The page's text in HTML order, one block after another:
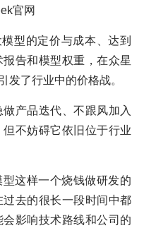
官网
型的定价与成本、达到
告和模型权重，在众星
发了行业中的价格战。
产品迭代、不跟风加入
不妨碍它依旧位于行业
这样一个烧钱做研发的
去的很长一段时间中都
影响技术路线和公司的